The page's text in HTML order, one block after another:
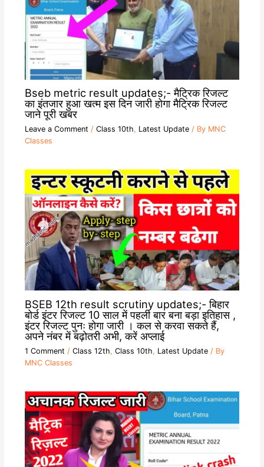
Bseb metric result updates;- मैट्रिक रिजल्ट
का इंतजार हुआ खत्म इस दिन जारी होगा मैट्रिक रिजल्ट
जाने पूरी खबर
Leave a Comment / Class 10th, Latest Update/ By MNC
Classes
BSEB 12th result scrutiny updates;- बिहार
बोर्ड इंटर रिजल्ट 10 साल में पहली बार बना बड़ा इतिहास ,
इंटर रिजल्ट पुनः होगा जारी । कल से करवा सकते हैं,
अपने नंबर में बढ़ोतरी अभी, करें अप्लाई
1 Comment / Class 12th, Class 10th, Latest Update/ By
MNC Classes